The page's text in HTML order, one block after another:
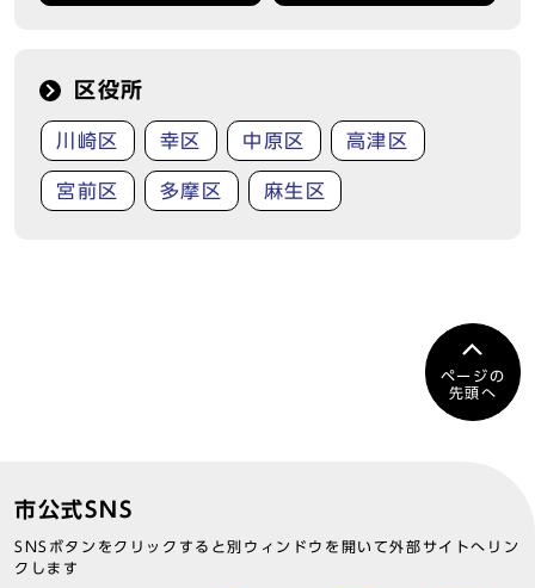
区役所
川崎区 幸区 中原区 高津区
宮前区 多摩区 麻生区
ページの
先頭へ
市公式SNS
SNSボタンをクリックすると別ウィンドウを開いて外部サイトへリン
クします